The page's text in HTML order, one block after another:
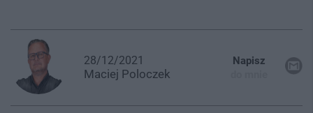
28/12/2021
Maciej Poloczek
Napisz